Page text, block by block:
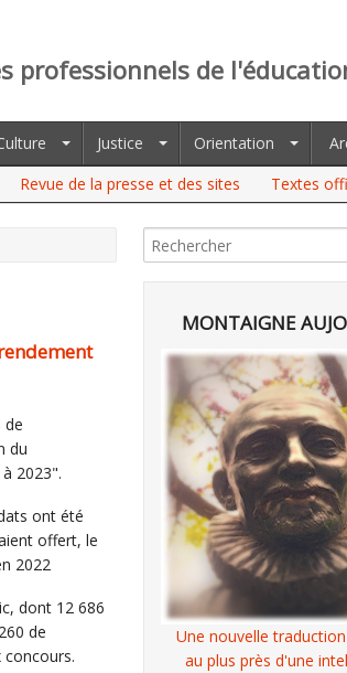
professionnels de
Justice Orientation
Revue de la presse et des sites Textes
de
du
2023".
ont été
offert, le
2022
dont 12 686
de
MONTAIGNE
Une nouvelle
au plus près d'une